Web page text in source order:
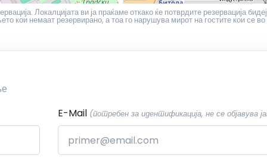
Локалцијата ви ја праќаме откако ќе потврдите резервација
кои немаат резервирано, а тоа го нарушува мирот на гостите кои се во
E-Mail (потребен за идентификација, не се објавува